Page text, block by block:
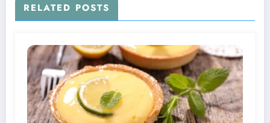
RELATED POSTS